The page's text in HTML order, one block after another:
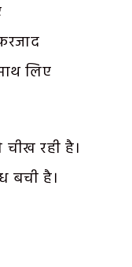
लिए
रही है।
बची है।